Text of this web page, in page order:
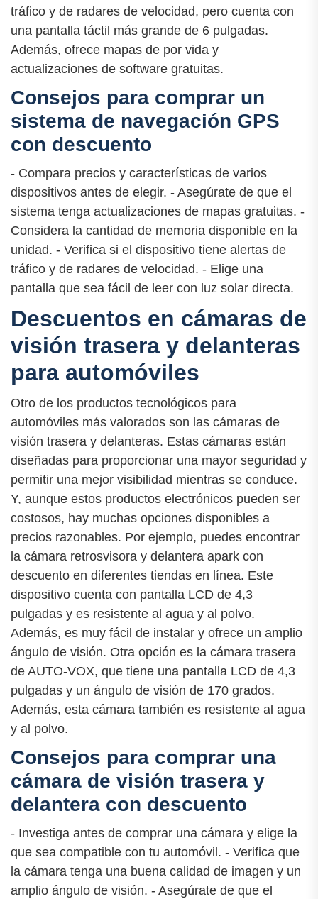
tráfico y de radares de velocidad, pero cuenta con
una pantalla táctil más grande de 6 pulgadas.
Además, ofrece mapas de por vida y
actualizaciones de software gratuitas.
Consejos para comprar un
sistema de navegación GPS
con descuento
- Compara precios y características de varios
dispositivos antes de elegir. - Asegúrate de que el
sistema tenga actualizaciones de mapas gratuitas. -
Considera la cantidad de memoria disponible en la
unidad. - Verifica si el dispositivo tiene alertas de
tráfico y de radares de velocidad. - Elige una
pantalla que sea fácil de leer con luz solar directa.
Descuentos en cámaras de
visión trasera y delanteras
para automóviles
Otro de los productos tecnológicos para
automóviles más valorados son las cámaras de
visión trasera y delanteras. Estas cámaras están
diseñadas para proporcionar una mayor seguridad y
permitir una mejor visibilidad mientras se conduce.
Y, aunque estos productos electrónicos pueden ser
costosos, hay muchas opciones disponibles a
precios razonables. Por ejemplo, puedes encontrar
la cámara retrosvisora ​​y delantera apark con
descuento en diferentes tiendas en línea. Este
dispositivo cuenta con pantalla LCD de 4,3
pulgadas y es resistente al agua y al polvo.
Además, es muy fácil de instalar y ofrece un amplio
ángulo de visión. Otra opción es la cámara trasera
de AUTO-VOX, que tiene una pantalla LCD de 4,3
pulgadas y un ángulo de visión de 170 grados.
Además, esta cámara también es resistente al agua
y al polvo.
Consejos para comprar una
cámara de visión trasera y
delantera con descuento
- Investiga antes de comprar una cámara y elige la
que sea compatible con tu automóvil. - Verifica que
la cámara tenga una buena calidad de imagen y un
amplio ángulo de visión. - Asegúrate de que el